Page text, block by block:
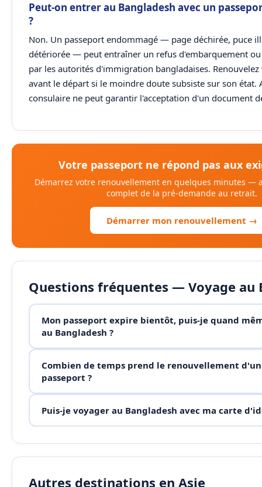
Peut-on entrer au Bangladesh avec un
?
Non. Un passeport endommagé — page déchirée, puce
détériorée — peut entraîner un refus d'embarquement
par les autorités d'immigration bangladaises.
avant le départ si le moindre doute subsiste sur son état.
consulaire ne peut garantir l'acceptation d'un document
Votre passeport ne répond pas aux
Démarrez votre renouvellement en quelques minutes —
complet de la pré-demande au retrait.
Démarrer mon renouvellement →
Questions fréquentes — Voyage au
Mon passeport expire bientôt, puis-je quand
au Bangladesh ?
Combien de temps prend le renouvellement d'un
passeport ?
Puis-je voyager au Bangladesh avec ma carte
Autres destinations en Asie